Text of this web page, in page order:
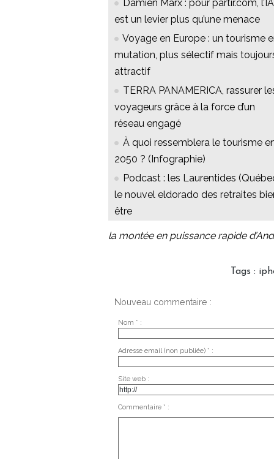
Damien Marx : pour partir.com, l’IA
est un levier plus qu’une menace
Voyage en Europe : un tourisme
mutation, plus sélectif mais
attractif
TERRA PANAMERICA, rassurer
voyageurs grâce à la force d’un
réseau engagé
À quoi ressemblera le tourisme
2050 ? (Infographie)
Podcast : les Laurentides
le nouvel eldorado des retraites
être
la montée en puissance rapide
Tags :
Nouveau commentaire :
Nom * :
Adresse email (non publiée) * :
Site web :
Commentaire * :